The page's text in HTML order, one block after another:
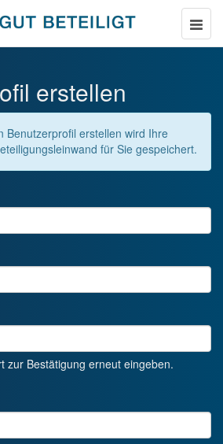
Toggle
erstellen
Benutzerprofil erstellen wird Ihre
für Sie gespeichert.
zur Bestätigung erneut eingeben.